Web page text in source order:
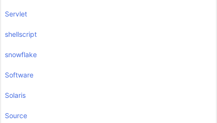
Servlet
shellscript
snowflake
Software
Solaris
Source